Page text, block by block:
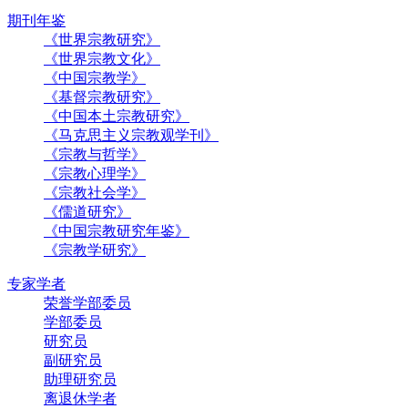
期刊年鉴
《世界宗教研究》
《世界宗教文化》
《中国宗教学》
《基督宗教研究》
《中国本土宗教研究》
《马克思主义宗教观学刊》
《宗教与哲学》
《宗教心理学》
《宗教社会学》
《儒道研究》
《中国宗教研究年鉴》
《宗教学研究》
专家学者
荣誉学部委员
学部委员
研究员
副研究员
助理研究员
离退休学者